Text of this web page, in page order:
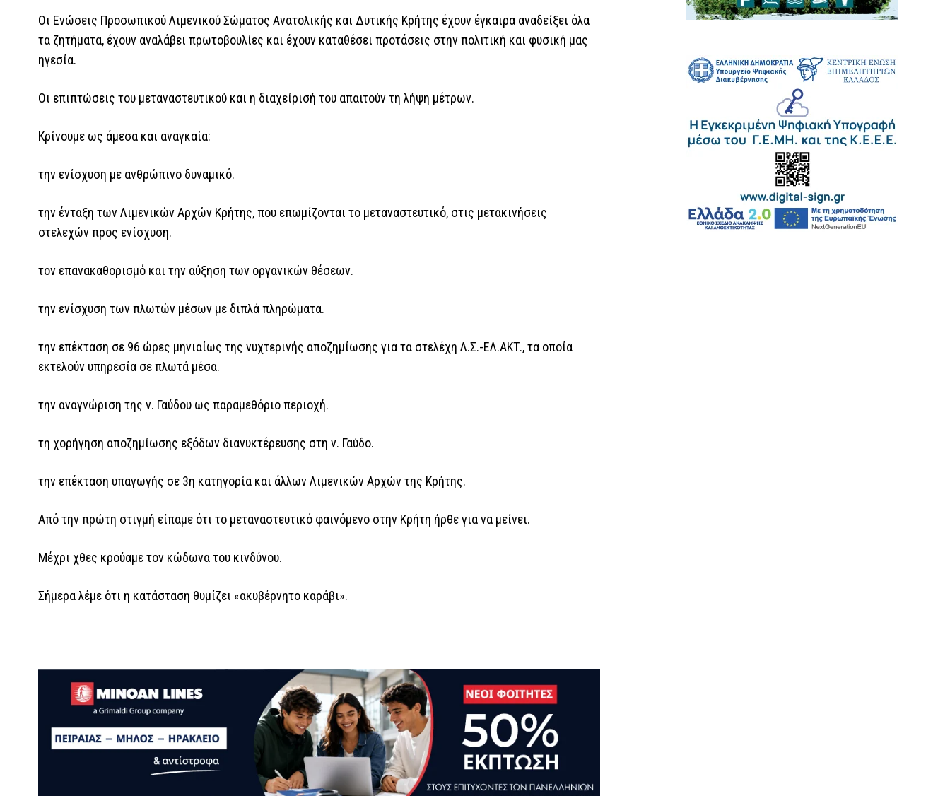
Οι Ενώσεις Προσωπικού Λιμενικού Σώματος Ανατολικής και Δυτικής Κρήτης έχουν έγκαιρα αναδείξει όλα
τα ζητήματα, έχουν αναλάβει πρωτοβουλίες και έχουν καταθέσει προτάσεις στην πολιτική και φυσική μας
ηγεσία.
Οι επιπτώσεις του μεταναστευτικού και η διαχείρισή του απαιτούν τη λήψη μέτρων.
Κρίνουμε ως άμεσα και αναγκαία:
την ενίσχυση με ανθρώπινο δυναμικό.
την ένταξη των Λιμενικών Αρχών Κρήτης, που επωμίζονται το μεταναστευτικό, στις μετακινήσεις
στελεχών προς ενίσχυση.
τον επανακαθορισμό και την αύξηση των οργανικών θέσεων.
την ενίσχυση των πλωτών μέσων με διπλά πληρώματα.
την επέκταση σε 96 ώρες μηνιαίως της νυχτερινής αποζημίωσης για τα στελέχη Λ.Σ.-ΕΛ.ΑΚΤ., τα οποία
εκτελούν υπηρεσία σε πλωτά μέσα.
την αναγνώριση της ν. Γαύδου ως παραμεθόριο περιοχή.
τη χορήγηση αποζημίωσης εξόδων διανυκτέρευσης στη ν. Γαύδο.
την επέκταση υπαγωγής σε 3η κατηγορία και άλλων Λιμενικών Αρχών της Κρήτης.
Από την πρώτη στιγμή είπαμε ότι το μεταναστευτικό φαινόμενο στην Κρήτη ήρθε για να μείνει.
Μέχρι χθες κρούαμε τον κώδωνα του κινδύνου.
Σήμερα λέμε ότι η κατάσταση θυμίζει «ακυβέρνητο καράβι».